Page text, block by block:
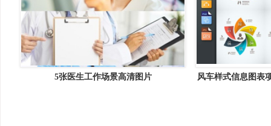
5张医生工作场景高清图片
风车样式信息图表